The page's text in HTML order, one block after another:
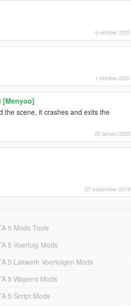
6 oktober 2021
1 oktober 2021
[Menyoo]
the scene, it crashes and exits the
25 januari 2020
27 september 2019
5 Mods Tools
5 Voertuig Mods
5 Lakwerk Voertuigen Mods
5 Wapens Mods
5 Script Mods